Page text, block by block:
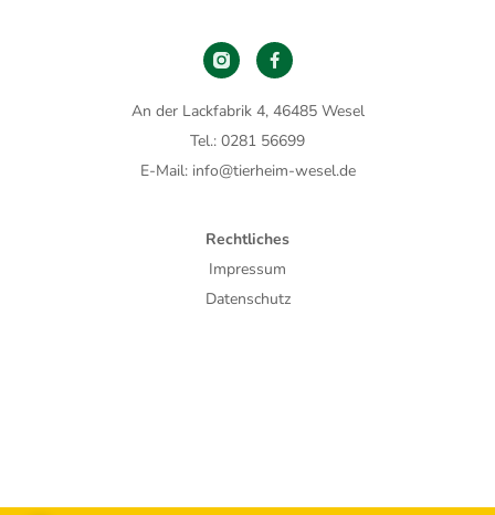
An der Lackfabrik 4, 46485 Wesel
Tel.: 0281 56699
E-Mail: info@tierheim-wesel.de
Rechtliches
Impressum
Datenschutz